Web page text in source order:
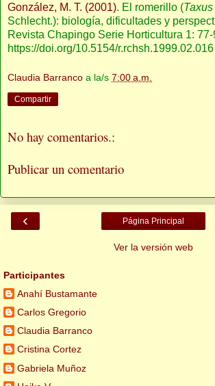
González, M. T. (2001). El romerillo (
Schlecht.): biología, dificultades y
Revista Chapingo Serie Horticultura 1: 77-
https://doi.org/10.5154/r.rchsh.1999.02.016
Claudia Barranco a la/s 7:00 a.m.
Compartir
No hay comentarios.:
Publicar un comentario
‹ Página Principal
Ver la versión web
Participantes
Anahí Bustamante
Carlos Gregorio
Claudia Barranco
Cristina Cortez
Gabriela Muñoz